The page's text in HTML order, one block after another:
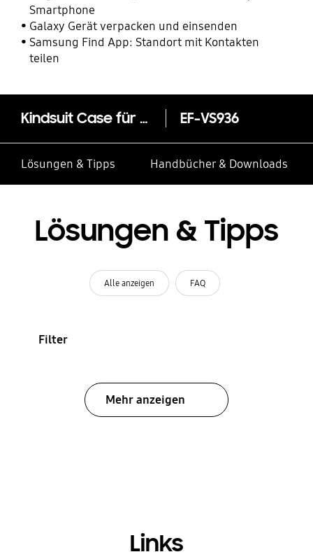
Smartphone
Galaxy Gerät verpacken und einsenden
Samsung Find App: Standort mit Kontakten
teilen
Kindsuit Case für das Galaxy S25+ EF-VS936
Lösungen & Tipps Handbücher & Downloads
Lösungen & Tipps
Alle anzeigen FAQ
Filter
Mehr anzeigen
Links